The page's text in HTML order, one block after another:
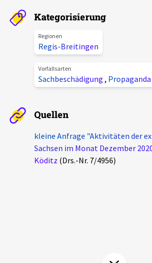
Phänomene
Aktuelles
Alle Beiträge
Pressemitteilungen
Podcasts
Über uns
Projektbeschreibung
Unterstützer_innen
Kategorisierung
Regionen
Regis-Breitingen
Vorfallsarten
Sachbeschädigung , Propaganda
Quellen
kleine Anfrage "Aktivitäten der
Sachsen im Monat Dezember
Köditz (Drs.-Nr. 7/4956)